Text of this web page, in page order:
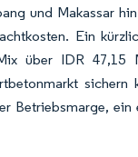
und Makassar
Ein
über IDR 47,15
sichern
Betriebsmarge, ein